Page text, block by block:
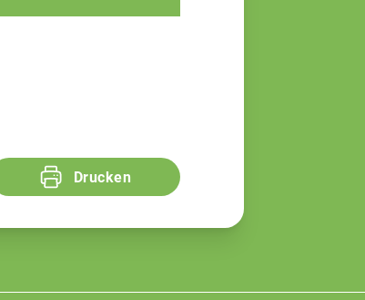
Drucken